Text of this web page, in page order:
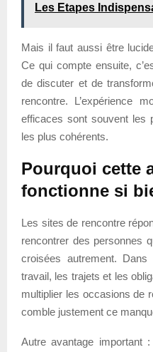
Les Etapes
Mais il faut aussi être
Ce qui compte ensuite,
de discuter et de
rencontre. L’expérience
efficaces sont souvent les
les plus cohérents.
Pourquoi cette
fonctionne si
Les sites de rencontre
rencontrer des personnes
croisées autrement.
travail, les trajets et les
multiplier les occasions de
comble justement ce
Autre avantage important